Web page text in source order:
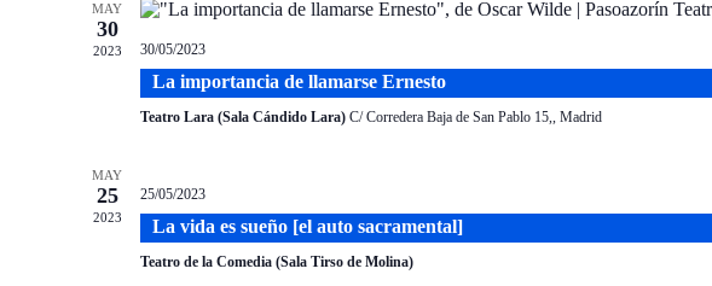
MAY
30
2023 30/05/2023
La importancia de llamarse Ernesto
Teatro Lara (Sala Cándido Lara) C/ Corredera Baja de San Pablo 15,, Madrid
MAY
25
2023
25/05/2023
La vida es sueño [el auto sacramental]
Teatro de la Comedia (Sala Tirso de Molina)